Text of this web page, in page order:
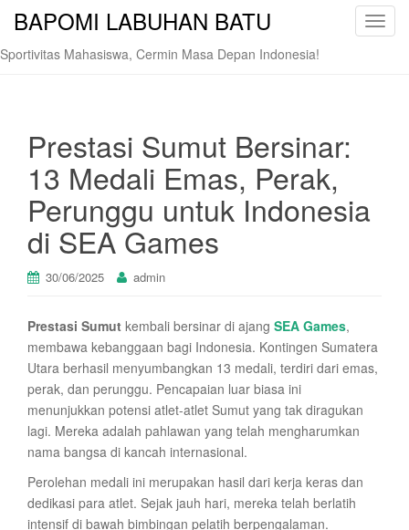
T
BAPOMI LABUHAN BATU
Sportivitas Mahasiswa, Cermin Masa Depan Indonesia!
Prestasi Sumut Bersinar:
13 Medali Emas, Perak,
Perunggu untuk Indonesia
di SEA Games
30/06/2025 admin
Prestasi Sumut kembali bersinar di ajang SEA Games,
membawa kebanggaan bagi Indonesia. Kontingen Sumatera
Utara berhasil menyumbangkan 13 medali, terdiri dari emas,
perak, dan perunggu. Pencapaian luar biasa ini
menunjukkan potensi atlet-atlet Sumut yang tak diragukan
lagi. Mereka adalah pahlawan yang telah mengharumkan
nama bangsa di kancah internasional.
Perolehan medali ini merupakan hasil dari kerja keras dan
dedikasi para atlet. Sejak jauh hari, mereka telah berlatih
intensif di bawah bimbingan pelatih berpengalaman.